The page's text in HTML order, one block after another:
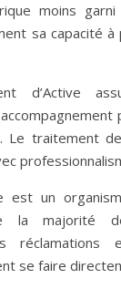
moins
sa capacité
d’Active
Le traitement
est un
la majorité
se faire